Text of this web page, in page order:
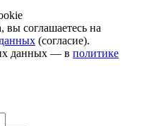
вы соглашаетесь на
(согласие).
данных — в политике